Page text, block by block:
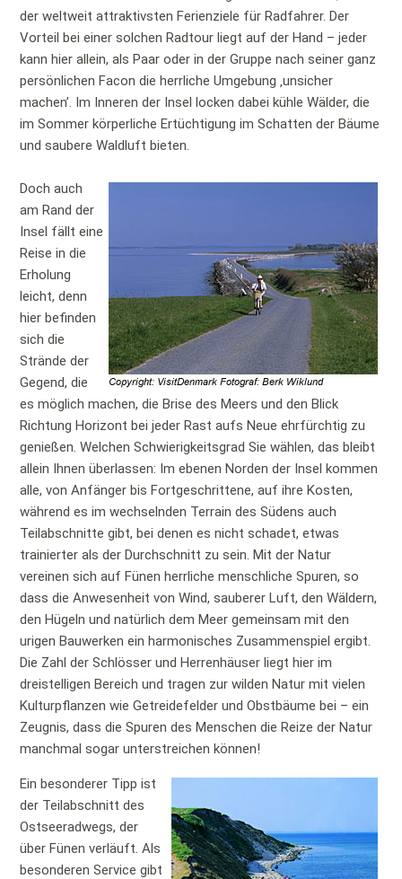
der weltweit attraktivsten Ferienziele für Radfahrer. Der
Vorteil bei einer solchen Radtour liegt auf der Hand – jeder
kann hier allein, als Paar oder in der Gruppe nach seiner ganz
persönlichen Facon die herrliche Umgebung ‚unsicher
machen’. Im Inneren der Insel locken dabei kühle Wälder, die
im Sommer körperliche Ertüchtigung im Schatten der Bäume
und saubere Waldluft bieten.
Doch auch
am Rand der
Insel fällt eine
Reise in die
Erholung
leicht, denn
hier befinden
sich die
Strände der
Gegend, die
es möglich machen, die Brise des Meers und den Blick
Richtung Horizont bei jeder Rast aufs Neue ehrfürchtig zu
genießen. Welchen Schwierigkeitsgrad Sie wählen, das bleibt
allein Ihnen überlassen: Im ebenen Norden der Insel kommen
alle, von Anfänger bis Fortgeschrittene, auf ihre Kosten,
während es im wechselnden Terrain des Südens auch
Teilabschnitte gibt, bei denen es nicht schadet, etwas
trainierter als der Durchschnitt zu sein. Mit der Natur
vereinen sich auf Fünen herrliche menschliche Spuren, so
dass die Anwesenheit von Wind, sauberer Luft, den Wäldern,
den Hügeln und natürlich dem Meer gemeinsam mit den
urigen Bauwerken ein harmonisches Zusammenspiel ergibt.
Die Zahl der Schlösser und Herrenhäuser liegt hier im
dreistelligen Bereich und tragen zur wilden Natur mit vielen
Kulturpflanzen wie Getreidefelder und Obstbäume bei – ein
Zeugnis, dass die Spuren des Menschen die Reize der Natur
manchmal sogar unterstreichen können!
Ein besonderer Tipp ist
der Teilabschnitt des
Ostseeradwegs, der
über Fünen verläuft. Als
besonderen Service gibt